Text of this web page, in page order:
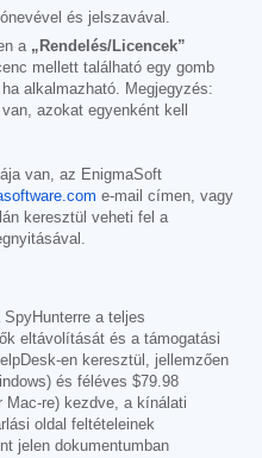
és jelszavával.
a „Rendelés/Licencek”
mellett található egy gomb
alkalmazható. Megjegyzés:
azokat egyenként kell
van, az EnigmaSoft
e-mail címen, vagy
keresztül veheti fel a
a teljes
eltávolítását és a támogatási
en keresztül, jellemzően
és féléves $79.98
Mac-re) kezdve, a kínálati
oldal feltételeinek
jelen dokumentumban